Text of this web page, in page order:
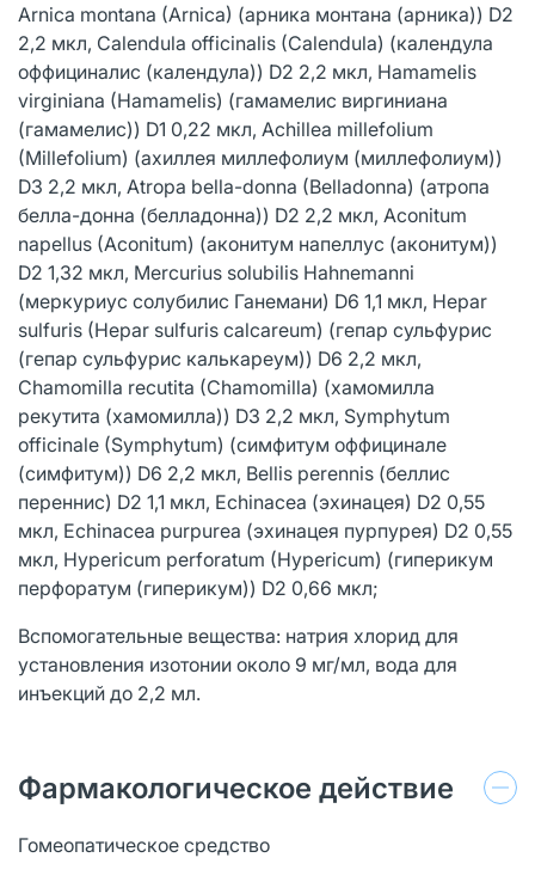
Arnica montana (Arnica) (арника монтана (арника)) D2
2,2 мкл, Calendula officinalis (Calendula) (календула
оффициналис (календула)) D2 2,2 мкл, Hamamelis
virginiana (Hamamelis) (гамамелис виргиниана
(гамамелис)) D1 0,22 мкл, Achillea millefolium
(Millefolium) (ахиллея миллефолиум (миллефолиум))
D3 2,2 мкл, Atropa bella-donna (Belladonna) (атропа
белла-донна (белладонна)) D2 2,2 мкл, Aconitum
napellus (Aconitum) (аконитум напеллус (аконитум))
D2 1,32 мкл, Mercurius solubilis Hahnemanni
(меркуриус солубилис Ганемани) D6 1,1 мкл, Hepar
sulfuris (Hepar sulfuris calcareum) (гепар сульфурис
(гепар сульфурис калькареум)) D6 2,2 мкл,
Chamomilla recutita (Chamomilla) (хамомилла
рекутита (хамомилла)) D3 2,2 мкл, Symphytum
officinale (Symphytum) (симфитум оффицинале
(симфитум)) D6 2,2 мкл, Bellis perennis (беллис
переннис) D2 1,1 мкл, Echinacea (эхинацея) D2 0,55
мкл, Echinacea purpurеа (эхинацея пурпурея) D2 0,55
мкл, Hypericum perforatum (Hypericum) (гиперикум
перфоратум (гиперикум)) D2 0,66 мкл;
Вспомогательные вещества: натрия хлорид для
установления изотонии около 9 мг/мл, вода для
инъекций до 2,2 мл.
Фармакологическое действие
Гомеопатическое средство